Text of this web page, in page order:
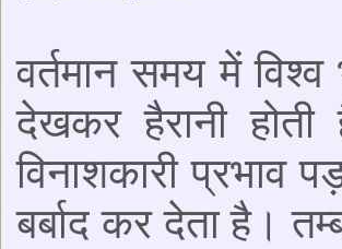
वर्तमान समय में
देखकर हैरानी
विनाशकारी प्रभाव
बर्बाद कर देता है।